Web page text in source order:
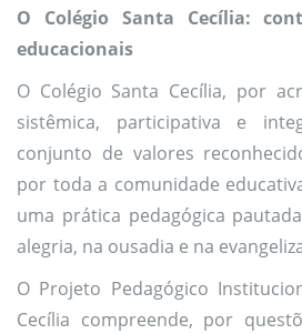
O Colégio Santa Cecília:
educacionais
O Colégio Santa Cecília, por
sistêmica, participativa e
conjunto de valores
por toda a comunidade
uma prática pedagógica
alegria, na ousadia e na
O Projeto Pedagógico
Cecília compreende, por